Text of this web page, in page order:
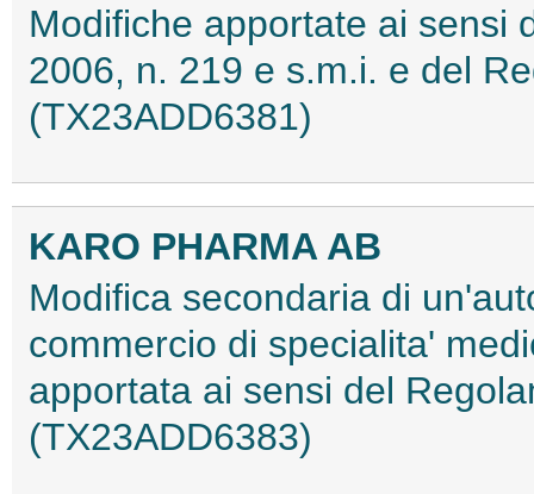
Modifiche apportate ai sensi
2006, n. 219 e s.m.i. e del
(TX23ADD6381)
KARO PHARMA AB
Modifica secondaria di
commercio di specialita'
apportata ai sensi del
(TX23ADD6383)